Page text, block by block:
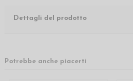
Dettagli del prodotto
Potrebbe anche piacerti